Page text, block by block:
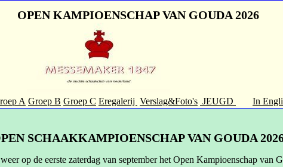
SCHAAKKAMPIOENSCHAP VAN GOUDA
op de eerste zaterdag van september het Open Kampioenschap
OPEN KAMPIOENSCHAP VAN GOUDA 2026
A Groep B Groep C Eregalerij Verslag&Foto's JEUGD In